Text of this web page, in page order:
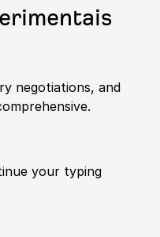
negotiations, and
your typing